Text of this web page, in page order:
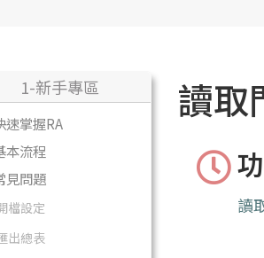
1-新手專區
速掌握RA
本流程
見問題
檔設定
出總表
讀取
讀